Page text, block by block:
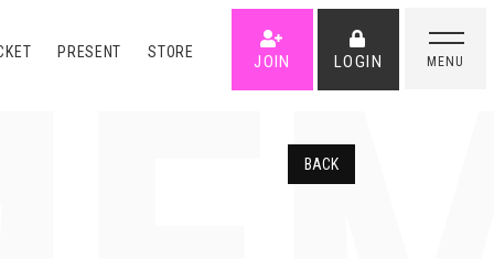
PRESENT STORE JOIN LOGIN MENU
BACK